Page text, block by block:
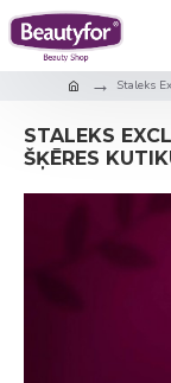
Staleks
STALEKS
ŠĶĒRES